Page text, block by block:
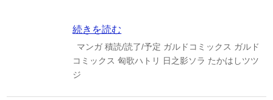
続きを読む
マンガ 積読/読了/予定 ガルドコミックス ガルド
コミックス 匈歌ハトリ 日之影ソラ たかはしツツ
ジ